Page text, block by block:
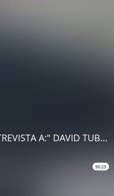
A:" DAVID TUBIO" 2 DIC 2022
56:23